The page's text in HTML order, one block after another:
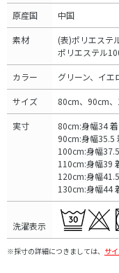
原産国 中国
素材
(表)ポリエス
ポリエステル
カラー グリーン、イエ
サイズ 80cm、90cm
実寸
80cm:身幅34
90cm:身幅35.5
100cm:身幅
110cm:身幅39
120cm:身幅
130cm:身幅44
洗濯表示
※採寸の詳細につきましては、 サ